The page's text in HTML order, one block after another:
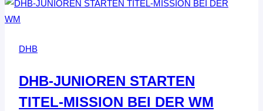
HIGHLIGHT
SCHWIERIGEN
VORAUSSETZUNGEN
DHB
DHB-JUNIOREN STARTEN
TITEL-MISSION BEI DER WM